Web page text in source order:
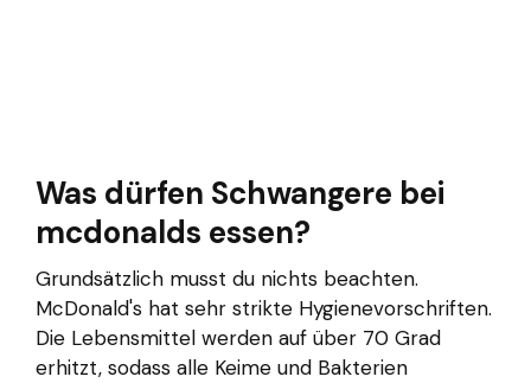
Was dürfen Schwangere bei
mcdonalds essen?
Grundsätzlich musst du nichts beachten.
McDonald's hat sehr strikte Hygienevorschriften.
Die Lebensmittel werden auf über 70 Grad
erhitzt, sodass alle Keime und Bakterien